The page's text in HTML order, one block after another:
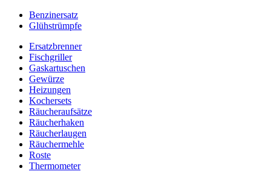
Benzinersatz
Glühstrümpfe
Ersatzbrenner
Fischgriller
Gaskartuschen
Gewürze
Heizungen
Kochersets
Räucheraufsätze
Räucherhaken
Räucherlaugen
Räuchermehle
Roste
Thermometer